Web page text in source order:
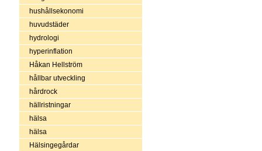
hushållsekonomi
huvudstäder
hydrologi
hyperinflation
Håkan Hellström
hållbar utveckling
hårdrock
hällristningar
hälsa
hälsa
Hälsingegårdar